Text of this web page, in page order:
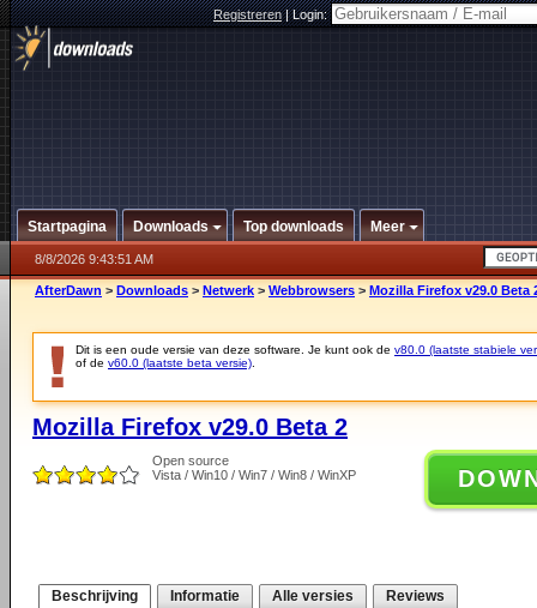
Registreren|Login:
Startpagina Downloads Top downloads Meer
8/8/2026 9:43:51 AM
AfterDawn > Downloads > Netwerk > Webbrowsers > Mozilla Firefox v29.0 Beta
Dit is een oude versie van deze software. Je kunt ook de v80.0 (laatste stabiele
of de v60.0 (laatste beta versie)
Mozilla Firefox v29.0 Beta 2
Open source
Vista / Win10 / Win7 / Win8 / WinXP
Beschrijving Informatie Alle versies Reviews